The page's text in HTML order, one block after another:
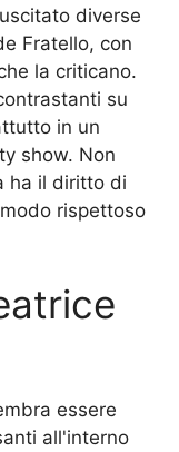
diverse
Fratello, con
la criticano.
su
in un
show. Non
ha il diritto di
rispettoso
essere
all'interno